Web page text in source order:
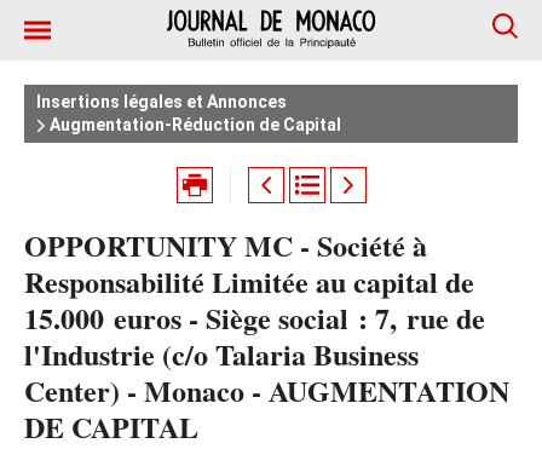
Insertions légales et Annonces
Augmentation-Réduction de Capital
OPPORTUNITY MC - Société à
Responsabilité Limitée au capital de
15.000 euros - Siège social : 7, rue de
l'Industrie (c/o Talaria Business
Center) - Monaco - AUGMENTATION
DE CAPITAL